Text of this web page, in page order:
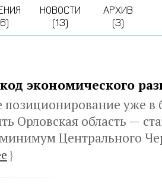
НОВОСТИ
(13)
АРХИВ
(3)
экономического
уже в
Орловская область —
Центрального
}